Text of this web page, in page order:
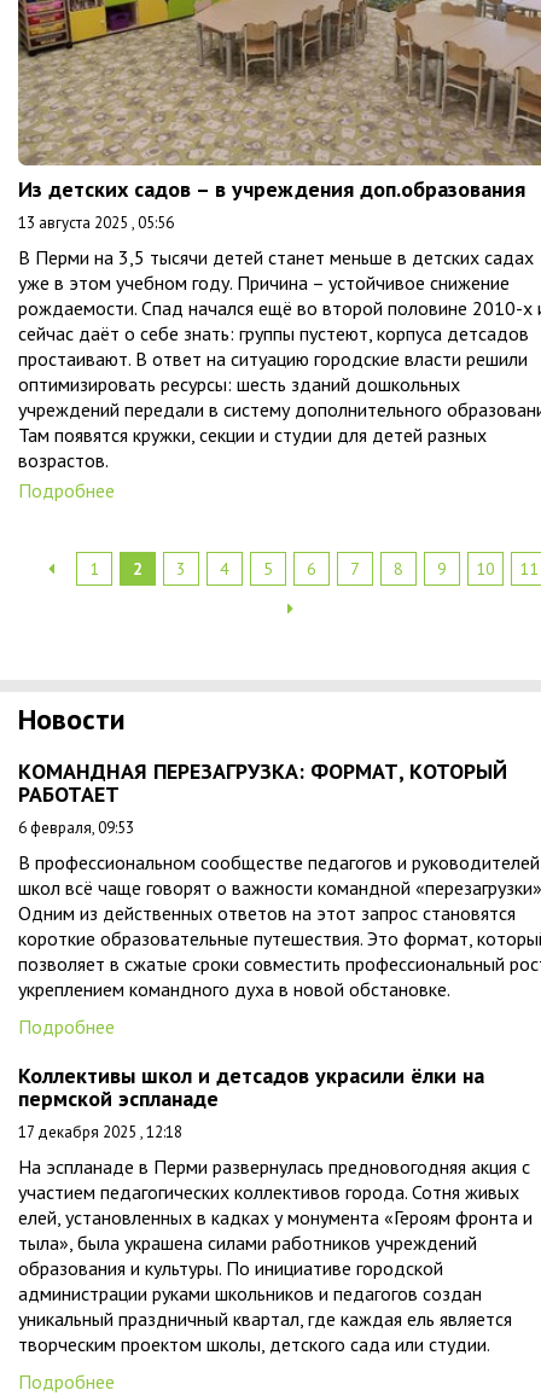
Из детских садов – в учреждения доп.образования
13 августа 2025 , 05:56
В Перми на 3,5 тысячи детей станет меньше в детских садах
уже в этом учебном году. Причина – устойчивое снижение
рождаемости. Спад начался ещё во второй половине 2010-х
сейчас даёт о себе знать: группы пустеют, корпуса детсадов
простаивают. В ответ на ситуацию городские власти решили
оптимизировать ресурсы: шесть зданий дошкольных
учреждений передали в систему дополнительного
Там появятся кружки, секции и студии для детей разных
возрастов.
Подробнее
1 2 3 4 5 6 7 8 9 10 11
Новости
КОМАНДНАЯ ПЕРЕЗАГРУЗКА: ФОРМАТ, КОТОРЫЙ
РАБОТАЕТ
6 февраля, 09:53
В профессиональном сообществе педагогов и руководителей
школ всё чаще говорят о важности командной
Одним из действенных ответов на этот запрос становятся
короткие образовательные путешествия. Это формат,
позволяет в сжатые сроки совместить профессиональный
укреплением командного духа в новой обстановке.
Подробнее
Коллективы школ и детсадов украсили ёлки на
пермской эспланаде
17 декабря 2025 , 12:18
На эспланаде в Перми развернулась предновогодняя акция с
участием педагогических коллективов города. Сотня живых
елей, установленных в кадках у монумента «Героям фронта и
тыла», была украшена силами работников учреждений
образования и культуры. По инициативе городской
администрации руками школьников и педагогов создан
уникальный праздничный квартал, где каждая ель является
творческим проектом школы, детского сада или студии.
Подробнее